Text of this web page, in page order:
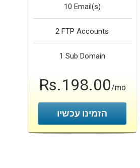
10 Email(s)
2 FTP Accounts
1 Sub Domain
Rs.198.00/mo
הזמינו עכשיו